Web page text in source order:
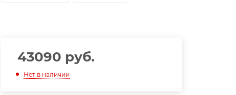
43090 руб.
Нет в наличии